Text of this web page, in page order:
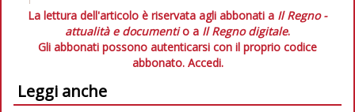
La lettura dell'articolo è riservata agli abbonati a Il Regno -
attualità e documentio a Il Regno digitale.
Gli abbonati possono autenticarsi con il proprio codice
abbonato. Accedi.
Leggi anche